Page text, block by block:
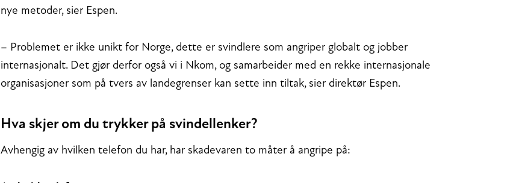
nye metoder, sier Espen.
– Problemet er ikke unikt for Norge, dette er svindlere som angriper globalt og jobber
internasjonalt. Det gjør derfor også vi i Nkom, og samarbeider med en rekke internasjonale
organisasjoner som på tvers av landegrenser kan sette inn tiltak, sier direktør Espen.
Hva skjer om du trykker på svindellenker?
Avhengig av hvilken telefon du har, har skadevaren to måter å angripe på: